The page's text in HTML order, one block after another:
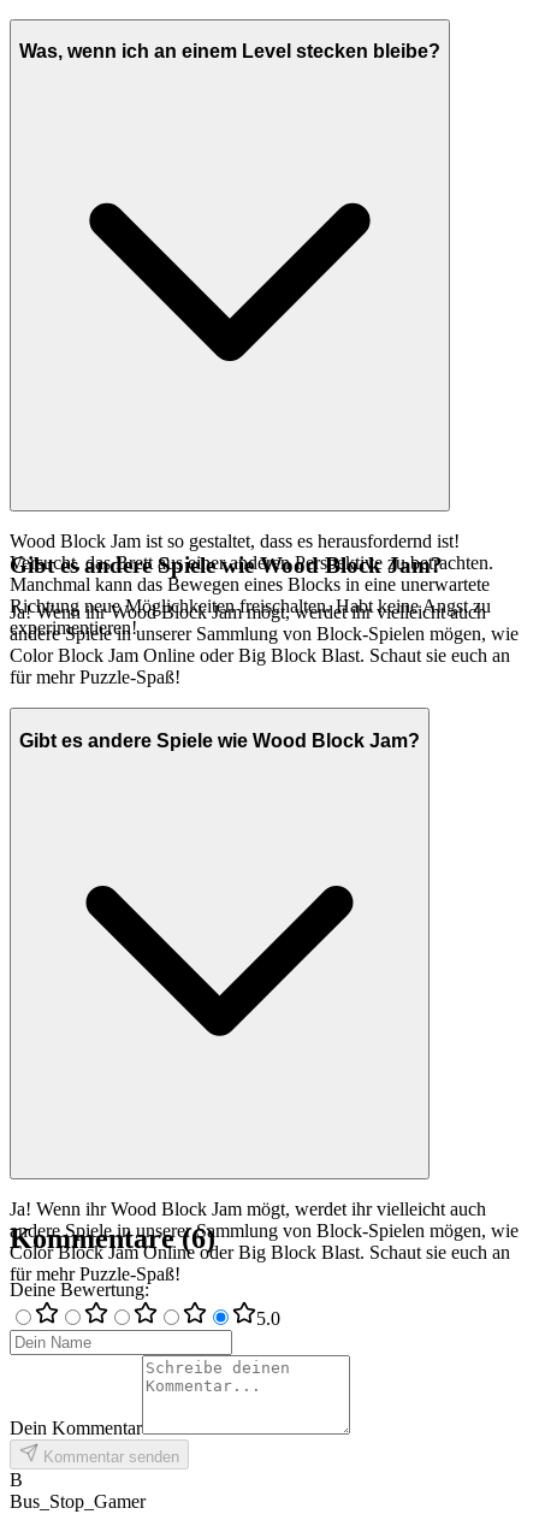
Was, wenn ich an einem Level stecken bleibe?
Wood Block Jam ist so gestaltet, dass es herausfordernd ist!
Versucht, das Brett aus einer anderen Perspektive zu betrachten.
Manchmal kann das Bewegen eines Blocks in eine unerwartete
Richtung neue Möglichkeiten freischalten. Habt keine Angst zu
experimentieren!
Gibt es andere Spiele wie Wood Block Jam?
Ja! Wenn ihr Wood Block Jam mögt, werdet ihr vielleicht auch
andere Spiele in unserer Sammlung von Block-Spielen mögen, wie
Color Block Jam Online oder Big Block Blast. Schaut sie euch an
für mehr Puzzle-Spaß!
Gibt es andere Spiele wie Wood Block Jam?
Ja! Wenn ihr Wood Block Jam mögt, werdet ihr vielleicht auch
andere Spiele in unserer Sammlung von Block-Spielen mögen, wie
Color Block Jam Online oder Big Block Blast. Schaut sie euch an
für mehr Puzzle-Spaß!
Kommentare(6)
Deine Bewertung:
5.0
Dein Kommentar
Kommentar senden
B
Bus_Stop_Gamer